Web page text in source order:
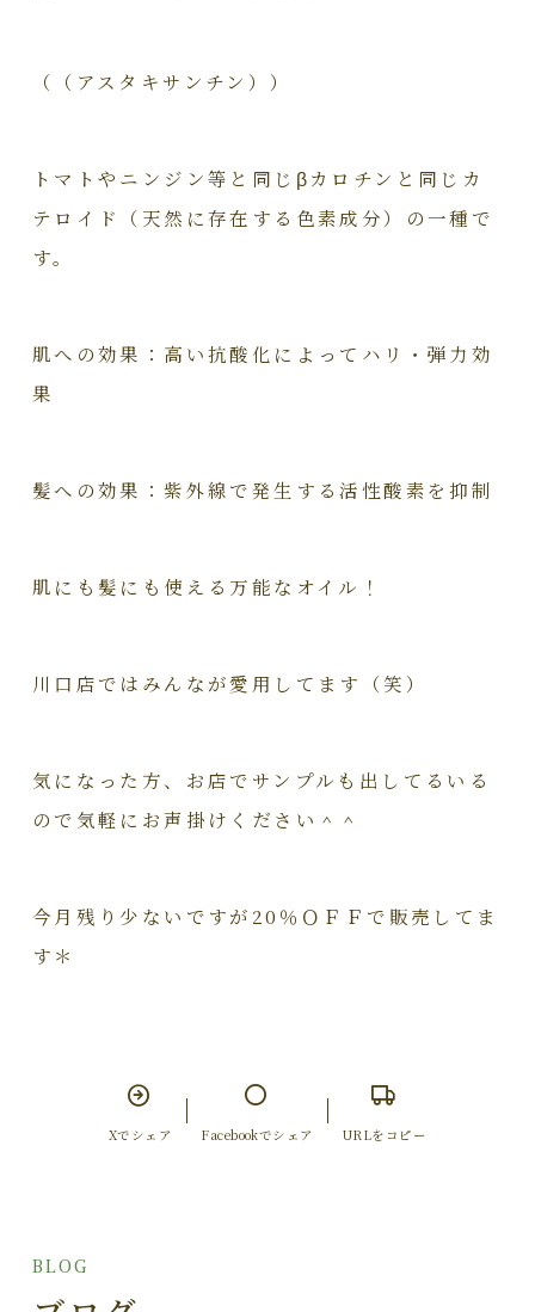
（（アスタキサンチン））
トマトやニンジン等と同じβカロチンと同じカ
テロイド（天然に存在する色素成分）の一種で
す。
肌への効果：高い抗酸化によってハリ・弾力効
果
髪への効果：紫外線で発生する活性酸素を抑制
肌にも髪にも使える万能なオイル！
川口店ではみんなが愛用してます（笑）
気になった方、お店でサンプルも出してるいる
ので気軽にお声掛けください＾＾
今月残り少ないですが20％ＯＦＦで販売してま
す＊
Xでシェア Facebookでシェア URLをコピー
BLOG